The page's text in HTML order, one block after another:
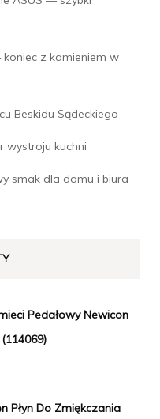
z kamieniem w
Beskidu Sądeckiego
wystroju kuchni
smak dla domu i biura
Pedałowy Newicon
Płyn Do Zmiękczania